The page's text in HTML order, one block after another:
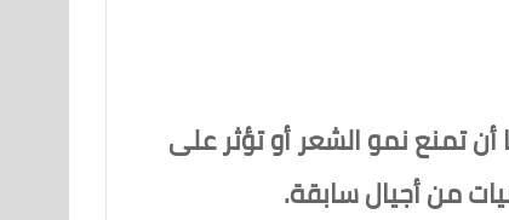
تمنع نمو الشعر أو تؤثر على
من أجيال سابقة.